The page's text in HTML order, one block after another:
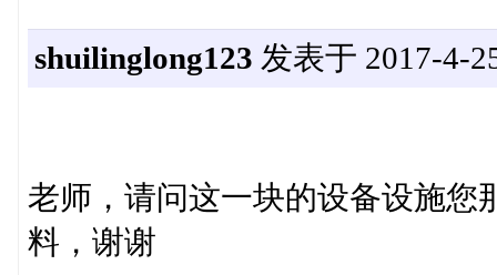
shuilinglong123 发表于 2017-4-
老师，请问这一块的设备设施您
料，谢谢